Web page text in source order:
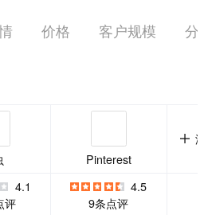
价格 客户规模 分
Pinterest
4.1
评
4.5
9条点评